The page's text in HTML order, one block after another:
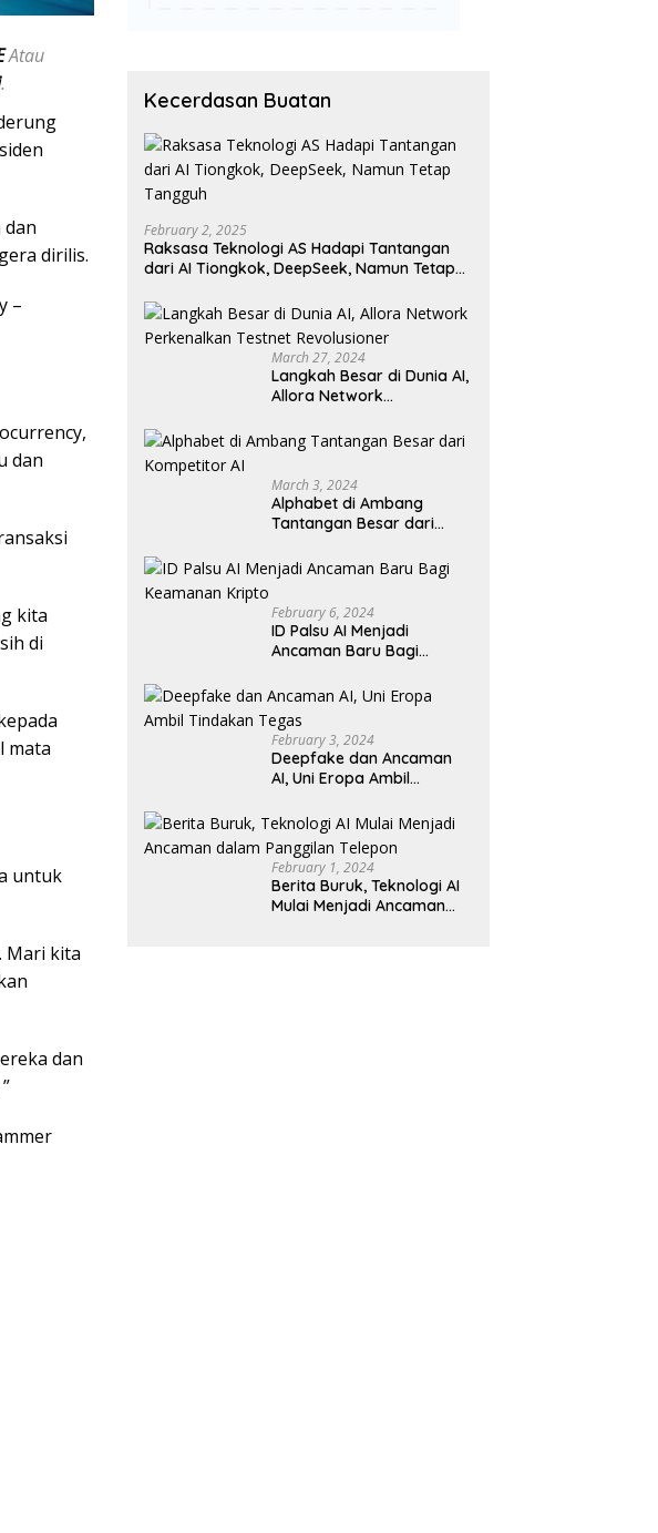
Atau
.
dan
dirilis.
–
dan
kita
di
mata
untuk
Mari kita
dan
Kecerdasan Buatan
February 2, 2025
Raksasa Teknologi AS Hadapi Tantangan
dari AI Tiongkok, DeepSeek, Namun Tetap
March 27, 2024
Langkah Besar di Dunia AI,
Allora Network
Revolusioner
March 3, 2024
Alphabet di Ambang
Tantangan Besar dari
February 6, 2024
ID Palsu AI Menjadi
Ancaman Baru Bagi
February 3, 2024
Deepfake dan Ancaman
AI, Uni Eropa Ambil
February 1, 2024
Berita Buruk, Teknologi AI
Mulai Menjadi Ancaman